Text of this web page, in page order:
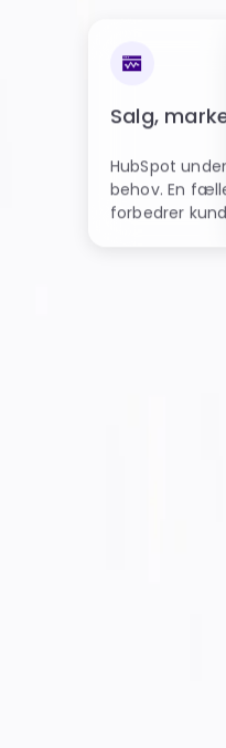
Salg,
HubSpot
behov. En
forbedrer